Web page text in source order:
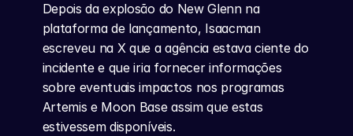
Depois da explosão do New Glenn na
plataforma de lançamento, Isaacman
escreveu na X que a agência estava ciente do
incidente e que iria fornecer informações
sobre eventuais impactos nos programas
Artemis e Moon Base assim que estas
estivessem disponíveis.